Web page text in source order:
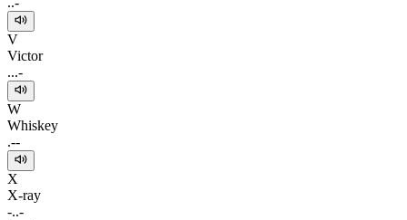
V
Victor
...-
W
Whiskey
.--
X
X-ray
-..-